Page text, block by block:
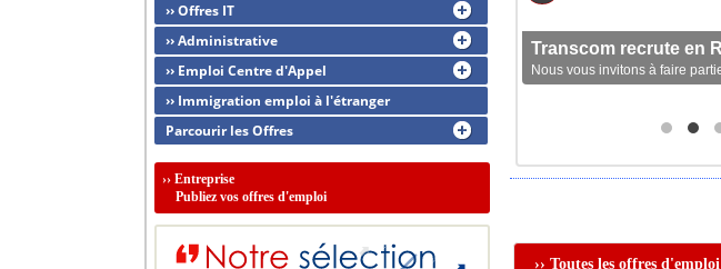
Transcom recrute en
Nous vous invitons à faire
›› Toutes les offres
›› Offres IT
›› Administrative
›› Emploi Centre d'Appel
›› Immigration emploi à l'étranger
Parcourir les Offres
›› Entreprise
Publiez vos offres d'emploi